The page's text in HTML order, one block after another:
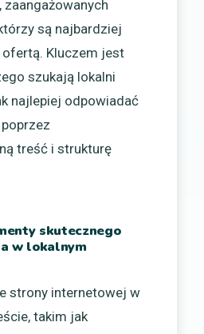
są najbardziej
Kluczem jest
szukają lokalni
najlepiej odpowiadać
treść i strukturę
skutecznego
w lokalnym
strony internetowej w
takim jak